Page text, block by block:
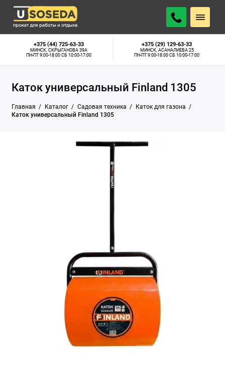
+375 (44) 725-63-33
МИНСК, СКРЫГАНОВА 39А
ПН-ПТ 9:00-18:00 СБ 10:00-17:00
+375 (29) 129-63-33
МИНСК, АСАНАЛИЕВА 25
ПН-ПТ 9:00-18:00 СБ 10:00-17:00
Каток универсальный Finland 1305
Главная Каталог Садовая техника
Каток для газона
Каток универсальный Finland 1305
В наличии
В СУТКИ